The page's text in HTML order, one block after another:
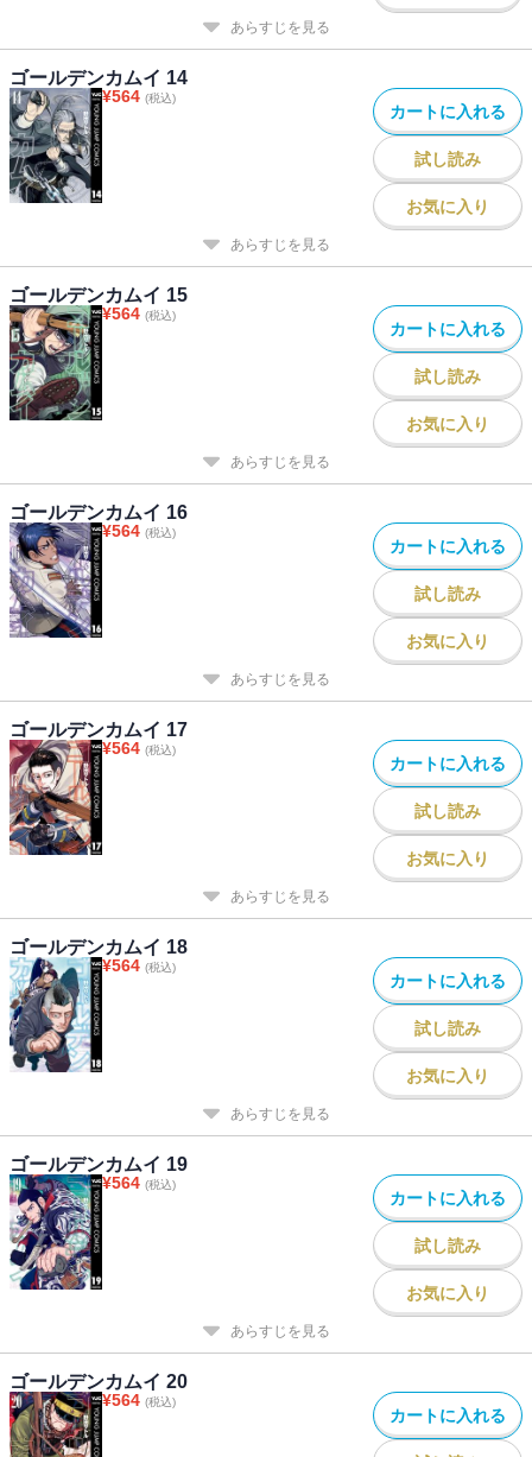
あらすじを見る
ゴールデンカムイ 14
¥564 (税込)
カートに入れる
試し読み
お気に入り
あらすじを見る
ゴールデンカムイ 15
¥564 (税込)
カートに入れる
試し読み
お気に入り
あらすじを見る
ゴールデンカムイ 16
¥564 (税込)
カートに入れる
試し読み
お気に入り
あらすじを見る
ゴールデンカムイ 17
¥564 (税込)
カートに入れる
試し読み
お気に入り
あらすじを見る
ゴールデンカムイ 18
¥564 (税込)
カートに入れる
試し読み
お気に入り
あらすじを見る
ゴールデンカムイ 19
¥564 (税込)
カートに入れる
試し読み
お気に入り
あらすじを見る
ゴールデンカムイ 20
¥564 (税込)
カートに入れる